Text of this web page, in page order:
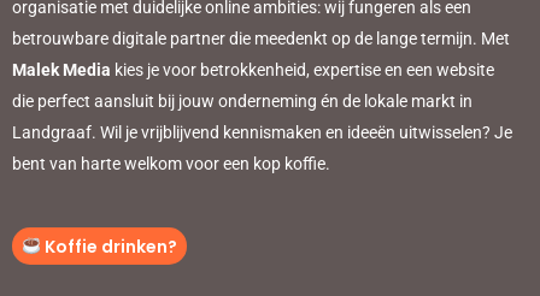
organisatie met duidelijke online ambities: wij fungeren als een
betrouwbare digitale partner die meedenkt op de lange termijn. Met
Malek Media kies je voor betrokkenheid, expertise en een website
die perfect aansluit bij jouw onderneming én de lokale markt in
Landgraaf. Wil je vrijblijvend kennismaken en ideeën uitwisselen? Je
bent van harte welkom voor een kop koffie.
Koffie drinken?